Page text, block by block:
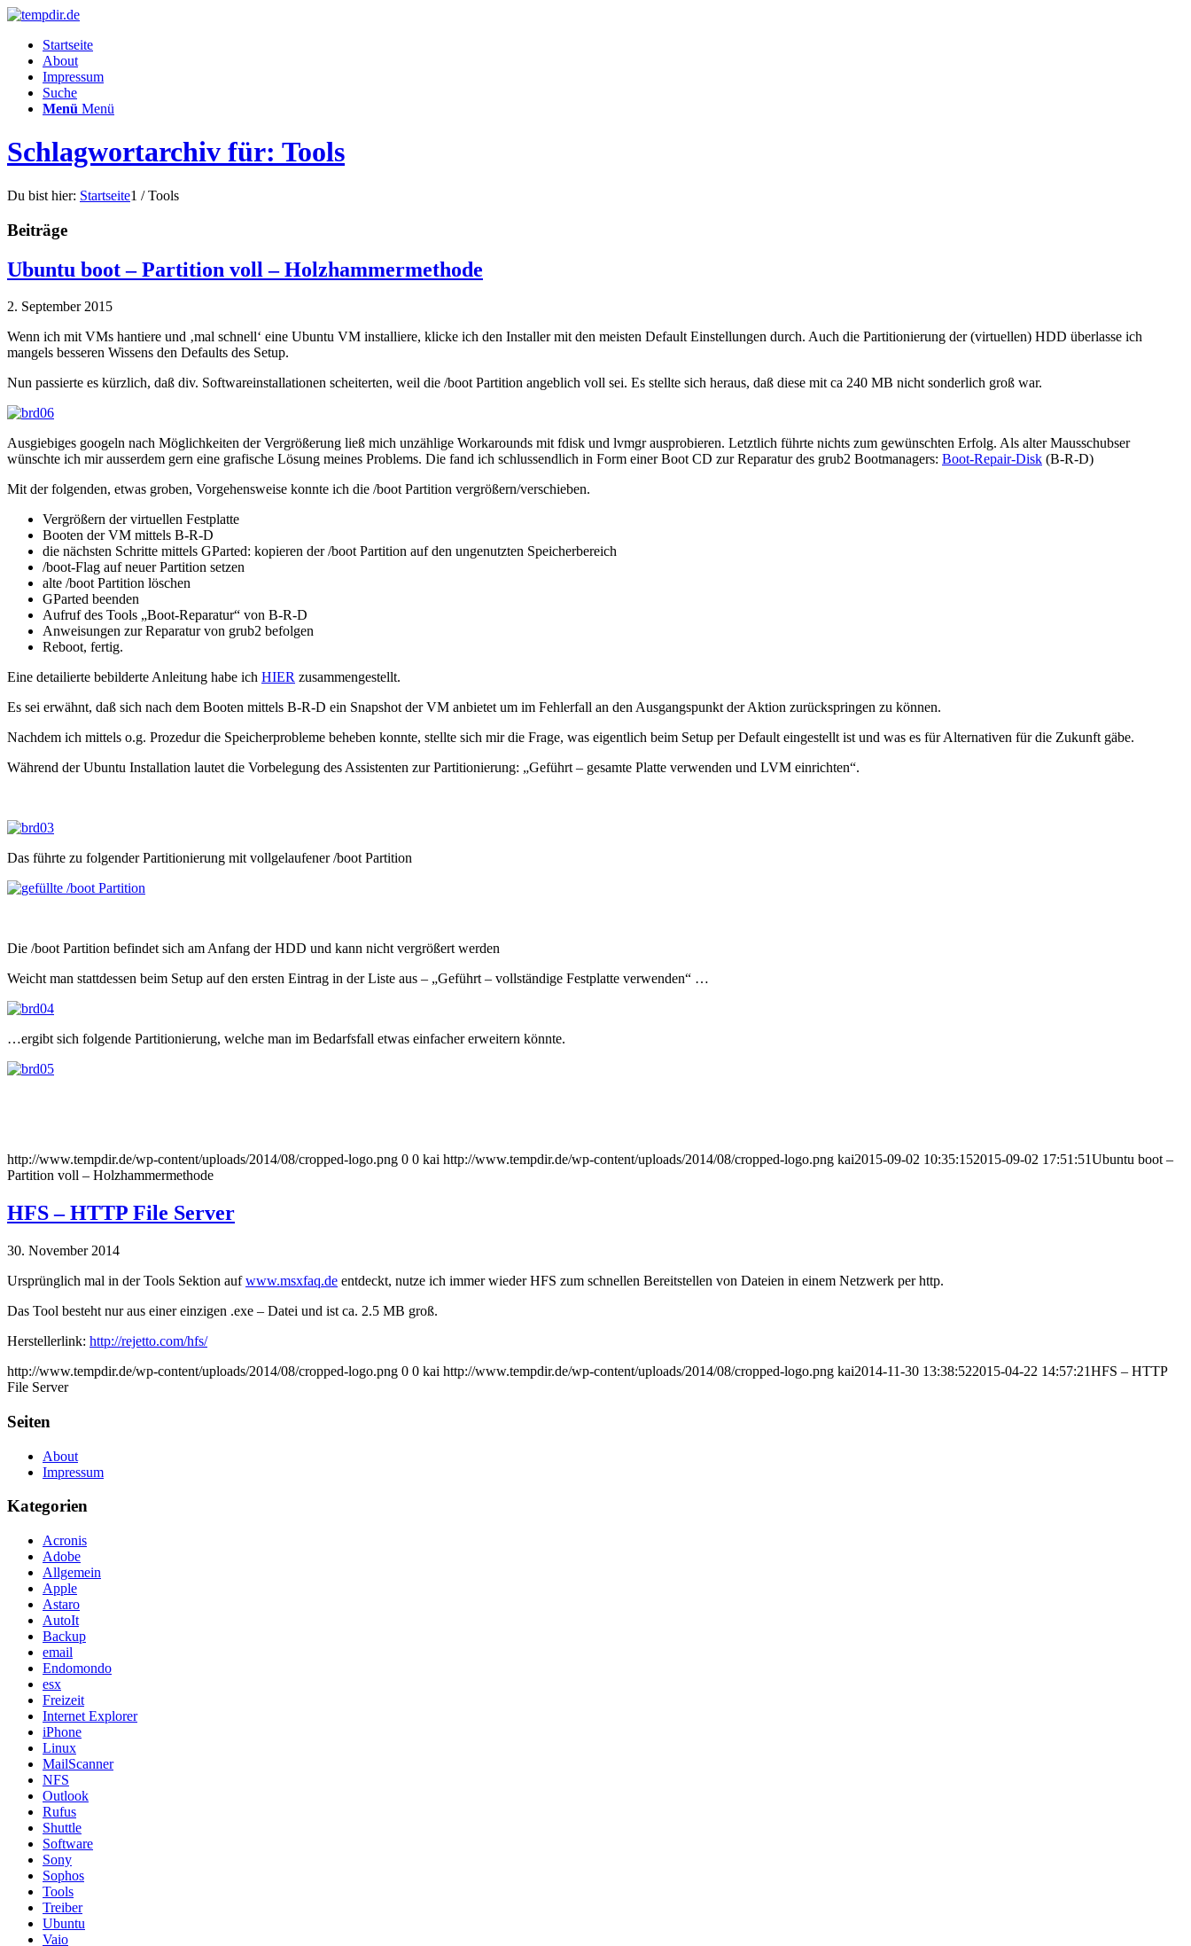
Startseite
About
Impressum
Suche
Menü Menü
Schlagwortarchiv für: Tools
Du bist hier: Startseite1 / Tools
Beiträge
Ubuntu boot – Partition voll – Holzhammermethode
2. September 2015
Wenn ich mit VMs hantiere und ‚mal schnell‘ eine Ubuntu VM installiere, klicke ich den Installer mit den meisten Default Einstellungen durch. Auch die Partitionierung der (virtuellen) HDD überlasse ich
mangels besseren Wissens den Defaults des Setup.
Nun passierte es kürzlich, daß div. Softwareinstallationen scheiterten, weil die /boot Partition angeblich voll sei. Es stellte sich heraus, daß diese mit ca 240 MB nicht sonderlich groß war.
Ausgiebiges googeln nach Möglichkeiten der Vergrößerung ließ mich unzählige Workarounds mit fdisk und lvmgr ausprobieren. Letztlich führte nichts zum gewünschten Erfolg. Als alter Mausschubser
wünschte ich mir ausserdem gern eine grafische Lösung meines Problems. Die fand ich schlussendlich in Form einer Boot CD zur Reparatur des grub2 Bootmanagers: Boot-Repair-Disk (B-R-D)
Mit der folgenden, etwas groben, Vorgehensweise konnte ich die /boot Partition vergrößern/verschieben.
Vergrößern der virtuellen Festplatte
Booten der VM mittels B-R-D
die nächsten Schritte mittels GParted: kopieren der /boot Partition auf den ungenutzten Speicherbereich
/boot-Flag auf neuer Partition setzen
alte /boot Partition löschen
GParted beenden
Aufruf des Tools „Boot-Reparatur“ von B-R-D
Anweisungen zur Reparatur von grub2 befolgen
Reboot, fertig.
Eine detailierte bebilderte Anleitung habe ich HIER zusammengestellt.
Es sei erwähnt, daß sich nach dem Booten mittels B-R-D ein Snapshot der VM anbietet um im Fehlerfall an den Ausgangspunkt der Aktion zurückspringen zu können.
Nachdem ich mittels o.g. Prozedur die Speicherprobleme beheben konnte, stellte sich mir die Frage, was eigentlich beim Setup per Default eingestellt ist und was es für Alternativen für die Zukunft gäbe.
Während der Ubuntu Installation lautet die Vorbelegung des Assistenten zur Partitionierung: „Geführt – gesamte Platte verwenden und LVM einrichten“.
Das führte zu folgender Partitionierung mit vollgelaufener /boot Partition
Die /boot Partition befindet sich am Anfang der HDD und kann nicht vergrößert werden
Weicht man stattdessen beim Setup auf den ersten Eintrag in der Liste aus – „Geführt – vollständige Festplatte verwenden“ …
…ergibt sich folgende Partitionierung, welche man im Bedarfsfall etwas einfacher erweitern könnte.
http://www.tempdir.de/wp-content/uploads/2014/08/cropped-logo.png 0 0 kai http://www.tempdir.de/wp-content/uploads/2014/08/cropped-logo.png kai2015-09-02 10:35:152015-09-02 17:51:51Ubuntu boot –
Partition voll – Holzhammermethode
HFS – HTTP File Server
30. November 2014
Ursprünglich mal in der Tools Sektion aufwww.msxfaq.de entdeckt, nutze ich immer wieder HFS zum schnellen Bereitstellen von Dateien in einem Netzwerk per http.
Das Tool besteht nur aus einer einzigen .exe – Datei und ist ca. 2.5 MB groß.
Herstellerlink: http://rejetto.com/hfs/
http://www.tempdir.de/wp-content/uploads/2014/08/cropped-logo.png 0 0 kai http://www.tempdir.de/wp-content/uploads/2014/08/cropped-logo.png kai2014-11-30 13:38:522015-04-22 14:57:21HFS – HTTP
File Server
Seiten
About
Impressum
Kategorien
Acronis
Adobe
Allgemein
Apple
Astaro
AutoIt
Backup
email
Endomondo
esx
Freizeit
Internet Explorer
iPhone
Linux
MailScanner
NFS
Outlook
Rufus
Shuttle
Software
Sony
Sophos
Tools
Treiber
Ubuntu
Vaio